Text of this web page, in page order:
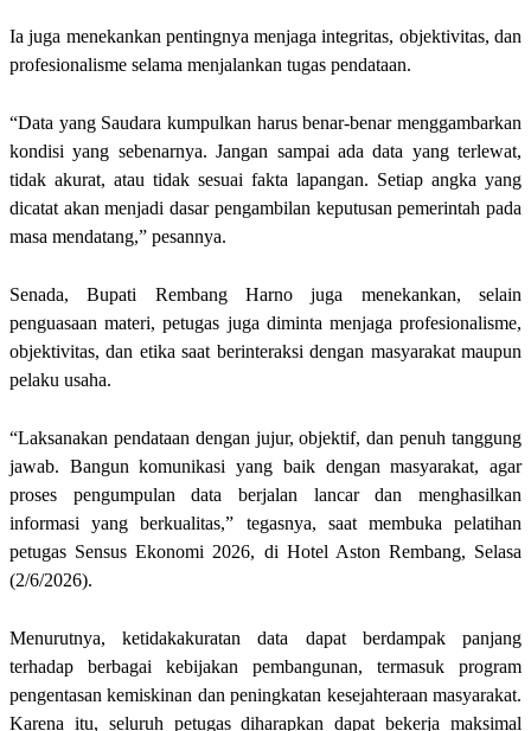
Ia juga menekankan pentingnya menjaga integritas, objektivitas, dan
profesionalisme selama menjalankan tugas pendataan.
“Data yang Saudara kumpulkan harus benar-benar menggambarkan
kondisi yang sebenarnya. Jangan sampai ada data yang terlewat,
tidak akurat, atau tidak sesuai fakta lapangan. Setiap angka yang
dicatat akan menjadi dasar pengambilan keputusan pemerintah pada
masa mendatang,” pesannya.
Senada, Bupati Rembang Harno juga menekankan, selain
penguasaan materi, petugas juga diminta menjaga profesionalisme,
objektivitas, dan etika saat berinteraksi dengan masyarakat maupun
pelaku usaha.
“Laksanakan pendataan dengan jujur, objektif, dan penuh tanggung
jawab. Bangun komunikasi yang baik dengan masyarakat, agar
proses pengumpulan data berjalan lancar dan menghasilkan
informasi yang berkualitas,” tegasnya, saat membuka pelatihan
petugas Sensus Ekonomi 2026, di Hotel Aston Rembang, Selasa
(2/6/2026).
Menurutnya, ketidakakuratan data dapat berdampak panjang
terhadap berbagai kebijakan pembangunan, termasuk program
pengentasan kemiskinan dan peningkatan kesejahteraan masyarakat.
Karena itu, seluruh petugas diharapkan dapat bekerja maksimal